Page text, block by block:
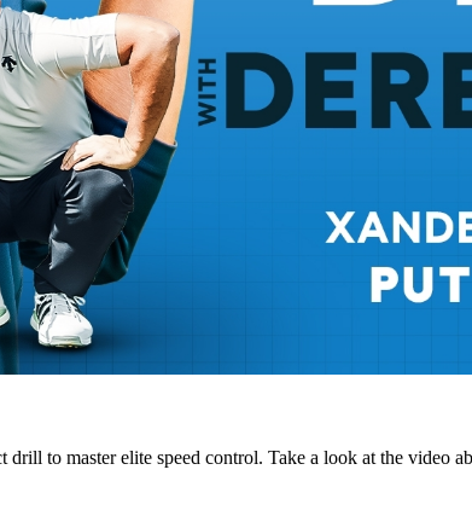
to master elite speed control. Take a look at the video